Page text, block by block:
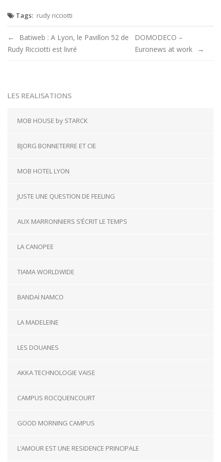
Tags: rudy ricciotti
Navigation
de
Batiweb : A Lyon, le Pavillon 52 de
Rudy Ricciotti est livré
DOMODECO –
Euronews at work
LES REALISATIONS
MOB HOUSE by STARCK
BJORG BONNETERRE ET CIE
MOB HOTEL LYON
JUSTE UNE QUESTION DE FEELING
AUX MARRONNIERS S’ÉCRIT LE TEMPS
LA CANOPEE
TIAMA WORLDWIDE
BANDAÏ NAMCO
LA MADELEINE
LES DOUANES
AKKA TECHNOLOGIE VAISE
CAMPUS ROCQUENCOURT
GOOD MORNING CAMPUS
L’AMOUR EST UNE RESIDENCE PRINCIPALE